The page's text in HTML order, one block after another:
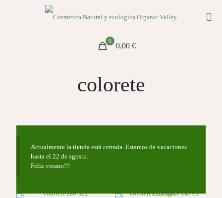
0
0,00 €
colorete
Actualmente la tienda está cerrada. Estamos de vacaciones
hasta el 22 de agosto.
Feliz verano!!!